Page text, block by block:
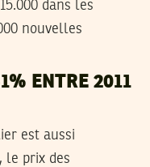
dans les
nouvelles
ENTRE 2011
est aussi
le prix des